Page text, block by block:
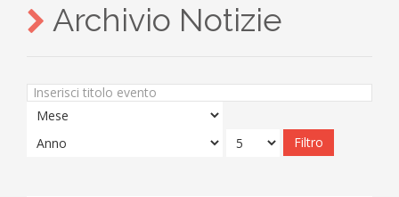
Archivio Notizie
Inserisci
titolo
evento
Filtro